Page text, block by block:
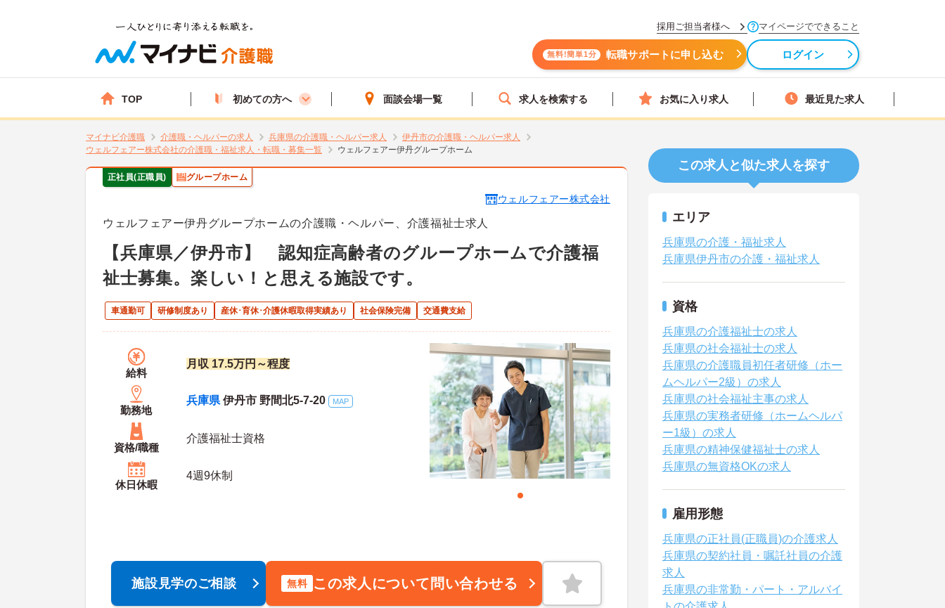
採用ご担当者様へ マイページでできること
無料!簡単1分 転職サポートに申し込む ログイン
TOP 初めての方へ 面談会場一覧 求人を検索する お気に入り求人 最近見た求人
マイナビ介護職 介護職・ヘルパーの求人 兵庫県の介護職・ヘルパー求人
伊丹市の介護職・ヘルパー求人
ウェルフェアー株式会社の介護職・福祉求人・転職・募集一覧
ウェルフェアー伊丹グループホーム
正社員(正職員) グループホーム
ウェルフェアー株式会社
ウェルフェアー伊丹グループホームの介護職・ヘルパー、介護福祉士求人
【兵庫県／伊丹市】 認知症高齢者のグループホームで介護福
祉士募集。楽しい！と思える施設です。
車通勤可 研修制度あり 産休･育休･介護休暇取得実績あり 社会保険完備 交通費支給
給料
月収 17.5万円～程度
勤務地
兵庫県 伊丹市 野間北5-7-20 MAP
資格/職種
介護福祉士資格
休日休暇
4週9休制
施設見学のご相談 無料 この求人について問い合わせる
この求人と似た求人を探す
エリア
兵庫県の介護・福祉求人
兵庫県伊丹市の介護・福祉求人
資格
兵庫県の介護福祉士の求人
兵庫県の社会福祉士の求人
兵庫県の介護職員初任者研修（ホー
ムヘルパー2級）の求人
兵庫県の社会福祉主事の求人
兵庫県の実務者研修（ホームヘルパ
ー1級）の求人
兵庫県の精神保健福祉士の求人
兵庫県の無資格OKの求人
雇用形態
兵庫県の正社員(正職員)の介護求人
兵庫県の契約社員・嘱託社員の介護
求人
兵庫県の非常勤・パート・アルバイ